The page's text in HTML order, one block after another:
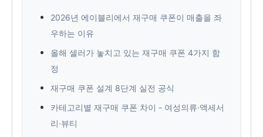
2026년 에이블리에서 재구매 쿠폰이 매출을 좌
우하는 이유
올해 셀러가 놓치고 있는 재구매 쿠폰 4가지 함
정
재구매 쿠폰 설계 8단계 실전 공식
카테고리별 재구매 쿠폰 차이 - 여성의류·액세서
리·뷰티